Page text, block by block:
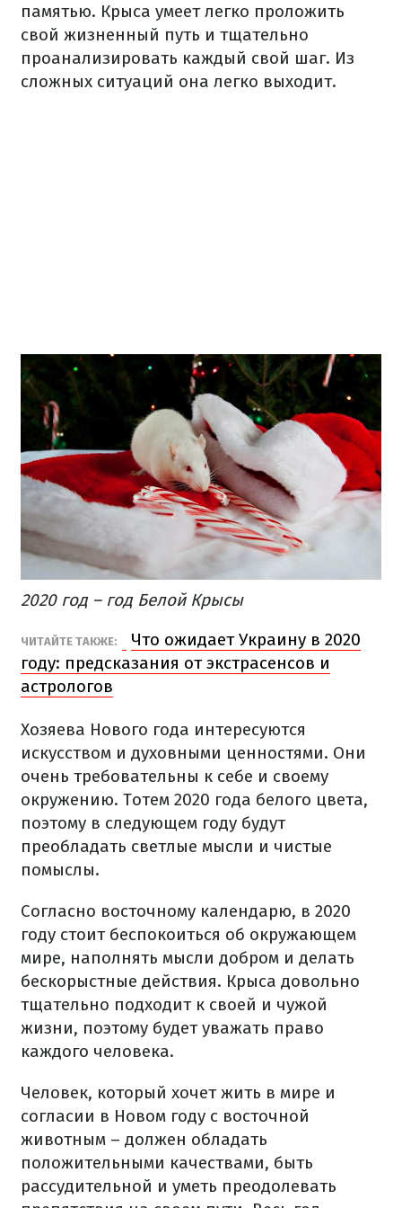
памятью. Крыса умеет легко проложить
свой жизненный путь и тщательно
проанализировать каждый свой шаг. Из
сложных ситуаций она легко выходит.
2020 год – год Белой Крысы
ЧИТАЙТЕ ТАКЖЕ:
Что ожидает Украину в 2020
году: предсказания от экстрасенсов и
астрологов
Хозяева Нового года интересуются
искусством и духовными ценностями. Они
очень требовательны к себе и своему
окружению. Тотем 2020 года белого цвета,
поэтому в следующем году будут
преобладать светлые мысли и чистые
помыслы.
Согласно восточному календарю, в 2020
году стоит беспокоиться об окружающем
мире, наполнять мысли добром и делать
бескорыстные действия. Крыса довольно
тщательно подходит к своей и чужой
жизни, поэтому будет уважать право
каждого человека.
Человек, который хочет жить в мире и
согласии в Новом году с восточной
животным – должен обладать
положительными качествами, быть
рассудительной и уметь преодолевать